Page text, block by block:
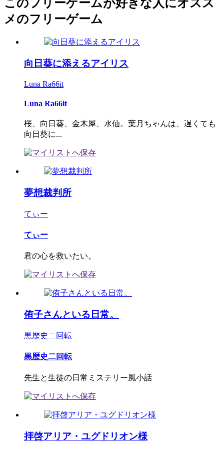
このフリーゲームが好きな人にオスス
メのフリーゲーム
向日葵に添えるアイリス
Luna Ra66it
Luna Ra66it
桜、向日葵、金木犀、水仙。葉月ちゃんは、遅くても
向日葵に...
夢想裁判所
てぃー
てぃー
君の心を救いたい。
侑子さんといる日常。
黒歴史二回転
黒歴史二回転
先生と生徒の日常ミステリー風小話
拝啓アリア・ユグドリオン様